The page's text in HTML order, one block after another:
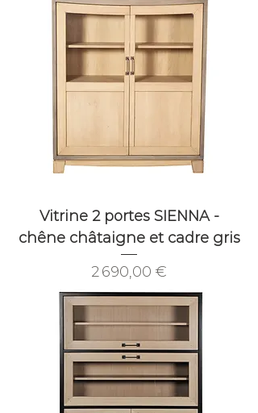
Vitrine 2 portes SIENNA -
chêne châtaigne et cadre gris
Prix
2 690,00 €